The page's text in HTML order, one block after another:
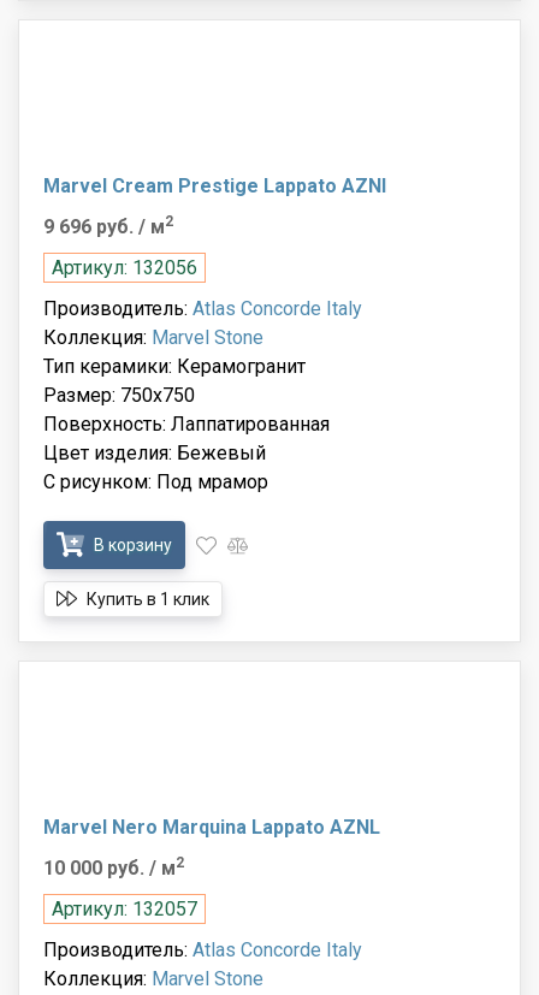
Marvel Cream Prestige Lappato AZNI
9 696 руб. / м2
Артикул: 132056
Производитель: Atlas Concorde Italy
Коллекция: Marvel Stone
Тип керамики: Керамогранит
Размер: 750x750
Поверхность: Лаппатированная
Цвет изделия: Бежевый
С рисунком: Под мрамор
В корзину
Купить в 1 клик
Marvel Nero Marquina Lappato AZNL
10 000 руб. / м2
Артикул: 132057
Производитель: Atlas Concorde Italy
Коллекция: Marvel Stone